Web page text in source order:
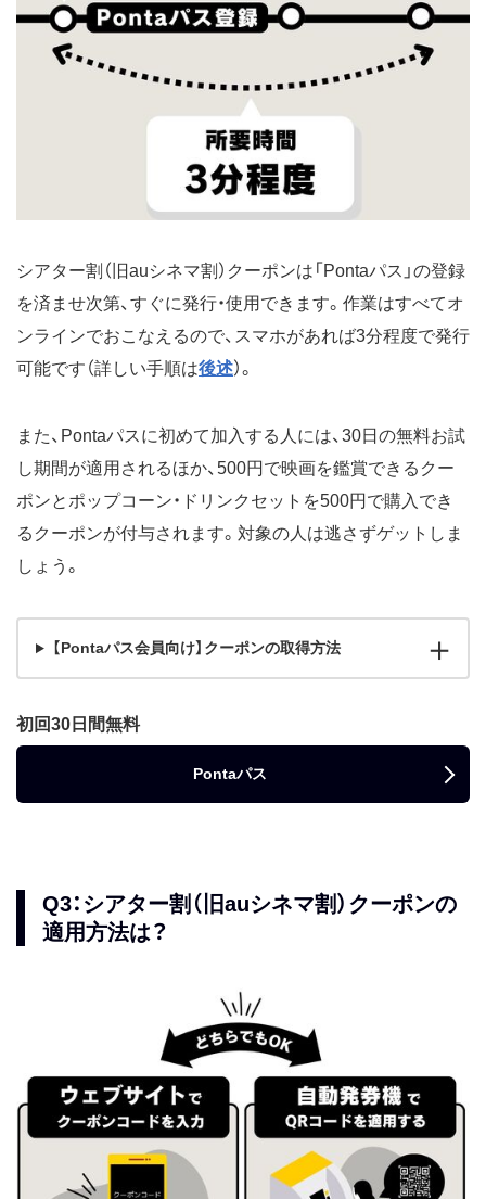
シアター割（旧auシネマ割）クーポンは「Pontaパス」の登録
を済ませ次第、すぐに発行・使用できます。作業はすべてオ
ンラインでおこなえるので、スマホがあれば3分程度で発行
可能です（詳しい手順は後述）。
また、Pontaパスに初めて加入する人には、30日の無料お試
し期間が適用されるほか、500円で映画を鑑賞できるクー
ポンとポップコーン・ドリンクセットを500円で購入でき
るクーポンが付与されます。対象の人は逃さずゲットしま
しょう。
【Pontaパス会員向け】クーポンの取得方法
初回30日間無料
Pontaパス
Q3：シアター割（旧auシネマ割）クーポンの
適用方法は？